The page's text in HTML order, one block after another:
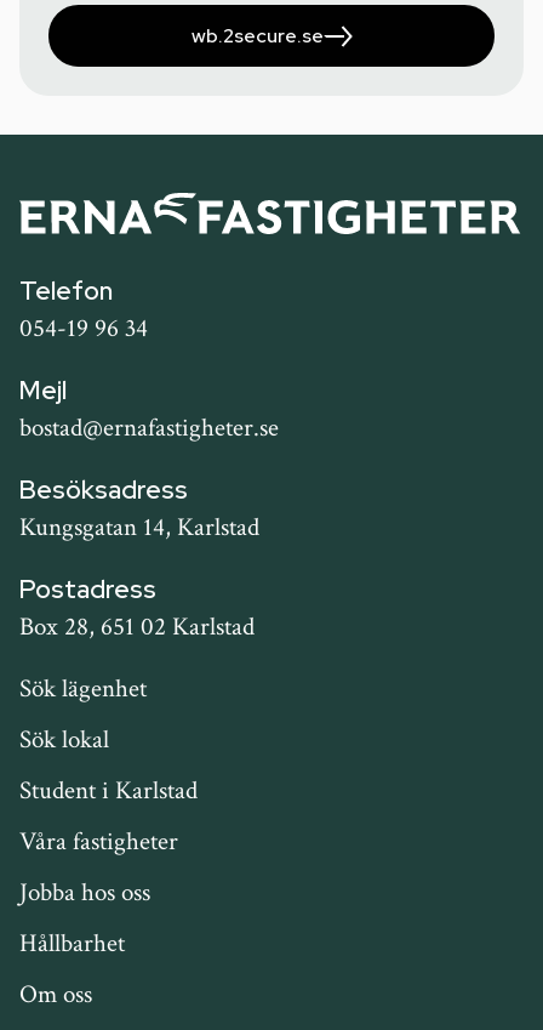
wb.2secure.se
Kontaktinformation
Telefon
054-19 96 34
Mejl
bostad@ernafastigheter.se
Besöksadress
Kungsgatan 14, Karlstad
Postadress
Box 28, 651 02 Karlstad
Snabblänkar
Sök lägenhet
Sök lokal
Student i Karlstad
Våra fastigheter
Jobba hos oss
Hållbarhet
Om oss